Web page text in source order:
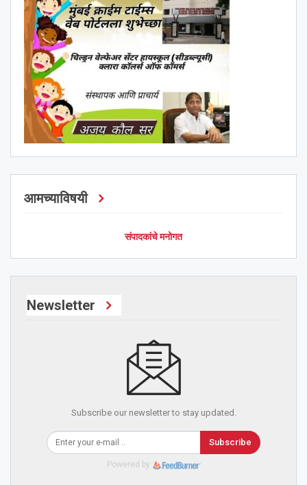
आमच्याविषयी
संपादकांचे मनोगत
Newsletter
Subscribe our newsletter to stay updated.
Subscribe
Powered by